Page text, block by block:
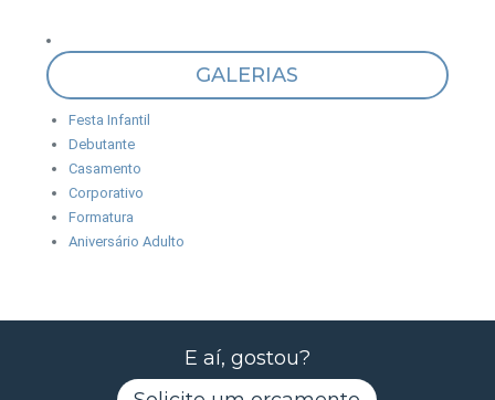
GALERIAS
Festa Infantil
Debutante
Casamento
Corporativo
Formatura
Aniversário Adulto
E aí, gostou?